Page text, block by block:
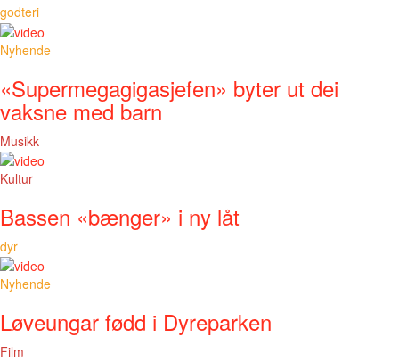
godteri
Nyhende
«Supermegagigasjefen» byter ut dei
vaksne med barn
Musikk
Kultur
Bassen «bænger» i ny låt
dyr
Nyhende
Løveungar fødd i Dyreparken
Film